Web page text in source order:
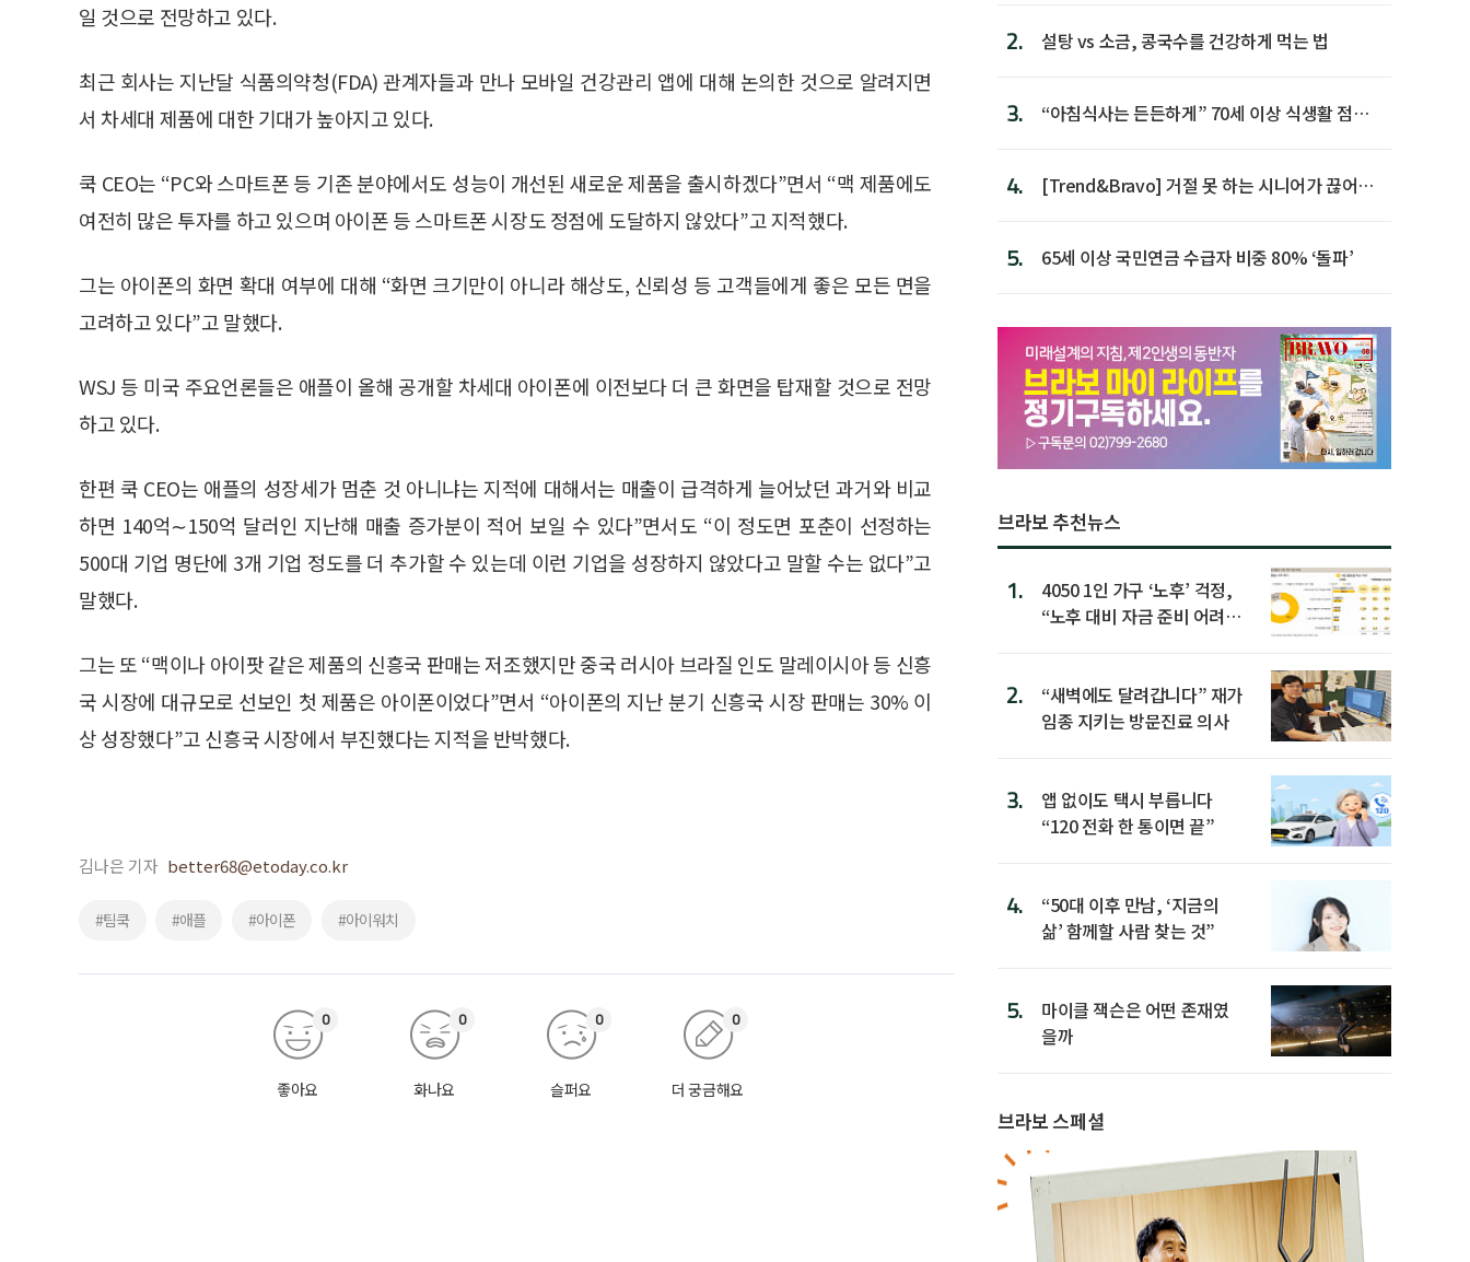
일 것으로 전망하고 있다.
최근 회사는 지난달 식품의약청(FDA) 관계자들과 만나 모바일 건강관리 앱에 대해 논의한 것으로 알려지면
서 차세대 제품에 대한 기대가 높아지고 있다.
쿡 CEO는 “PC와 스마트폰 등 기존 분야에서도 성능이 개선된 새로운 제품을 출시하겠다”면서 “맥 제품에도
여전히 많은 투자를 하고 있으며 아이폰 등 스마트폰 시장도 정점에 도달하지 않았다”고 지적했다.
그는 아이폰의 화면 확대 여부에 대해 “화면 크기만이 아니라 해상도, 신뢰성 등 고객들에게 좋은 모든 면을
고려하고 있다”고 말했다.
WSJ 등 미국 주요언론들은 애플이 올해 공개할 차세대 아이폰에 이전보다 더 큰 화면을 탑재할 것으로 전망
하고 있다.
한편 쿡 CEO는 애플의 성장세가 멈춘 것 아니냐는 지적에 대해서는 매출이 급격하게 늘어났던 과거와 비교
하면 140억∼150억 달러인 지난해 매출 증가분이 적어 보일 수 있다”면서도 “이 정도면 포춘이 선정하는
500대 기업 명단에 3개 기업 정도를 더 추가할 수 있는데 이런 기업을 성장하지 않았다고 말할 수는 없다”고
말했다.
그는 또 “맥이나 아이팟 같은 제품의 신흥국 판매는 저조했지만 중국 러시아 브라질 인도 말레이시아 등 신흥
국 시장에 대규모로 선보인 첫 제품은 아이폰이었다”면서 “아이폰의 지난 분기 신흥국 시장 판매는 30% 이
상 성장했다”고 신흥국 시장에서 부진했다는 지적을 반박했다.
김나은 기자 better68@etoday.co.kr
#팀쿡 #애플 #아이폰 #아이워치
좋아요
0
화나요
0
슬퍼요
0
더 궁금해요
0
2. 설탕 vs 소금, 콩국수를 건강하게 먹는 법
3.
“아침식사는 든든하게” 70세 이상 식생활 점수
4.
[Trend&Bravo] 거절 못 하는 시니어가 끊어야
5. 65세 이상 국민연금 수급자 비중 80% ‘돌파’
브라보 추천뉴스
1.
4050 1인 가구 ‘노후’ 걱정,
“노후 대비 자금 준비 어려
2.
“새벽에도 달려갑니다” 재가
임종 지키는 방문진료 의사
3.
앱 없이도 택시 부릅니다
“120 전화 한 통이면 끝”
4.
“50대 이후 만남, ‘지금의
삶’ 함께할 사람 찾는 것”
5.
마이클 잭슨은 어떤 존재였
을까
브라보 스페셜